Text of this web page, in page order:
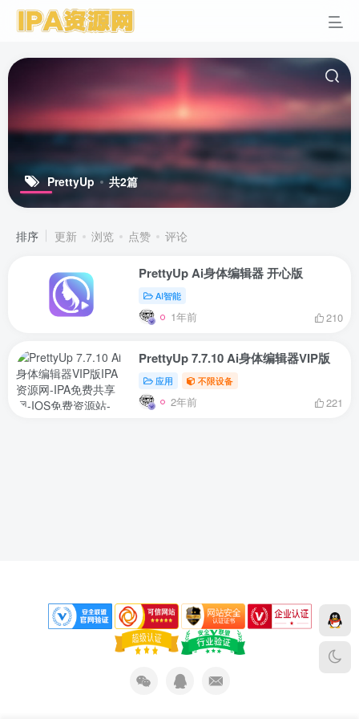
PrettyUp 共2篇
排序 更新 浏览 点赞 评论
PrettyUp Ai身体编辑器 开心版
AI智能
1年前 210
PrettyUp 7.7.10 Ai身体编辑器VIP版
应用 不限设备
2年前 221